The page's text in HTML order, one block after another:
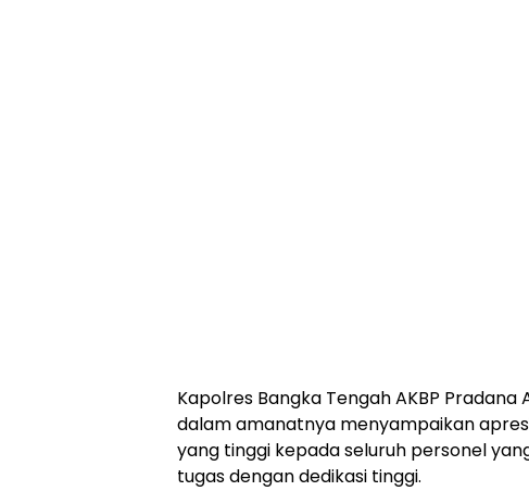
Kapolres Bangka Tengah AKBP Pradana
dalam amanatnya menyampaikan
yang tinggi kepada seluruh personel
tugas dengan dedikasi tinggi.